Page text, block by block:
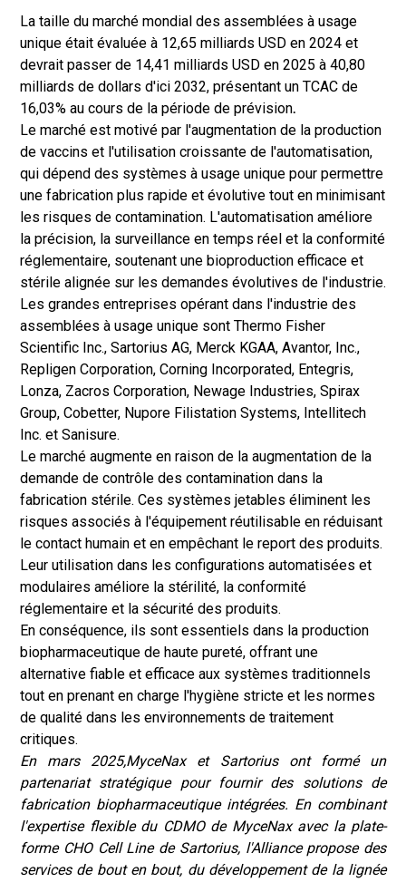
La taille du marché mondial des assemblées à usage
unique était évaluée à 12,65 milliards USD en 2024 et
devrait passer de 14,41 milliards USD en 2025 à 40,80
milliards de dollars d'ici 2032, présentant un TCAC de
16,03% au cours de la période de prévision.
Le marché est motivé par l'augmentation de la production
de vaccins et l'utilisation croissante de l'automatisation,
qui dépend des systèmes à usage unique pour permettre
une fabrication plus rapide et évolutive tout en minimisant
les risques de contamination. L'automatisation améliore
la précision, la surveillance en temps réel et la conformité
réglementaire, soutenant une bioproduction efficace et
stérile alignée sur les demandes évolutives de l'industrie.
Les grandes entreprises opérant dans l'industrie des
assemblées à usage unique sont Thermo Fisher
Scientific Inc., Sartorius AG, Merck KGAA, Avantor, Inc.,
Repligen Corporation, Corning Incorporated, Entegris,
Lonza, Zacros Corporation, Newage Industries, Spirax
Group, Cobetter, Nupore Filistation Systems, Intellitech
Inc. et Sanisure.
Le marché augmente en raison de la augmentation de la
demande de contrôle des contamination dans la
fabrication stérile. Ces systèmes jetables éliminent les
risques associés à l'équipement réutilisable en réduisant
le contact humain et en empêchant le report des produits.
Leur utilisation dans les configurations automatisées et
modulaires améliore la stérilité, la conformité
réglementaire et la sécurité des produits.
En conséquence, ils sont essentiels dans la production
biopharmaceutique de haute pureté, offrant une
alternative fiable et efficace aux systèmes traditionnels
tout en prenant en charge l'hygiène stricte et les normes
de qualité dans les environnements de traitement
critiques.
En mars 2025,MyceNax et Sartorius ont formé un
partenariat stratégique pour fournir des solutions de
fabrication biopharmaceutique intégrées. En combinant
l'expertise flexible du CDMO de MyceNax avec la plate-
forme CHO Cell Line de Sartorius, l'Alliance propose des
services de bout en bout, du développement de la lignée